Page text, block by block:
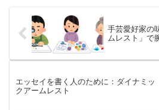
手芸愛好家の
ムレスト」で
エッセイを書く人のために：ダイナミッ
クアームレスト